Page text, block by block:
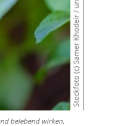
belebend wirken.